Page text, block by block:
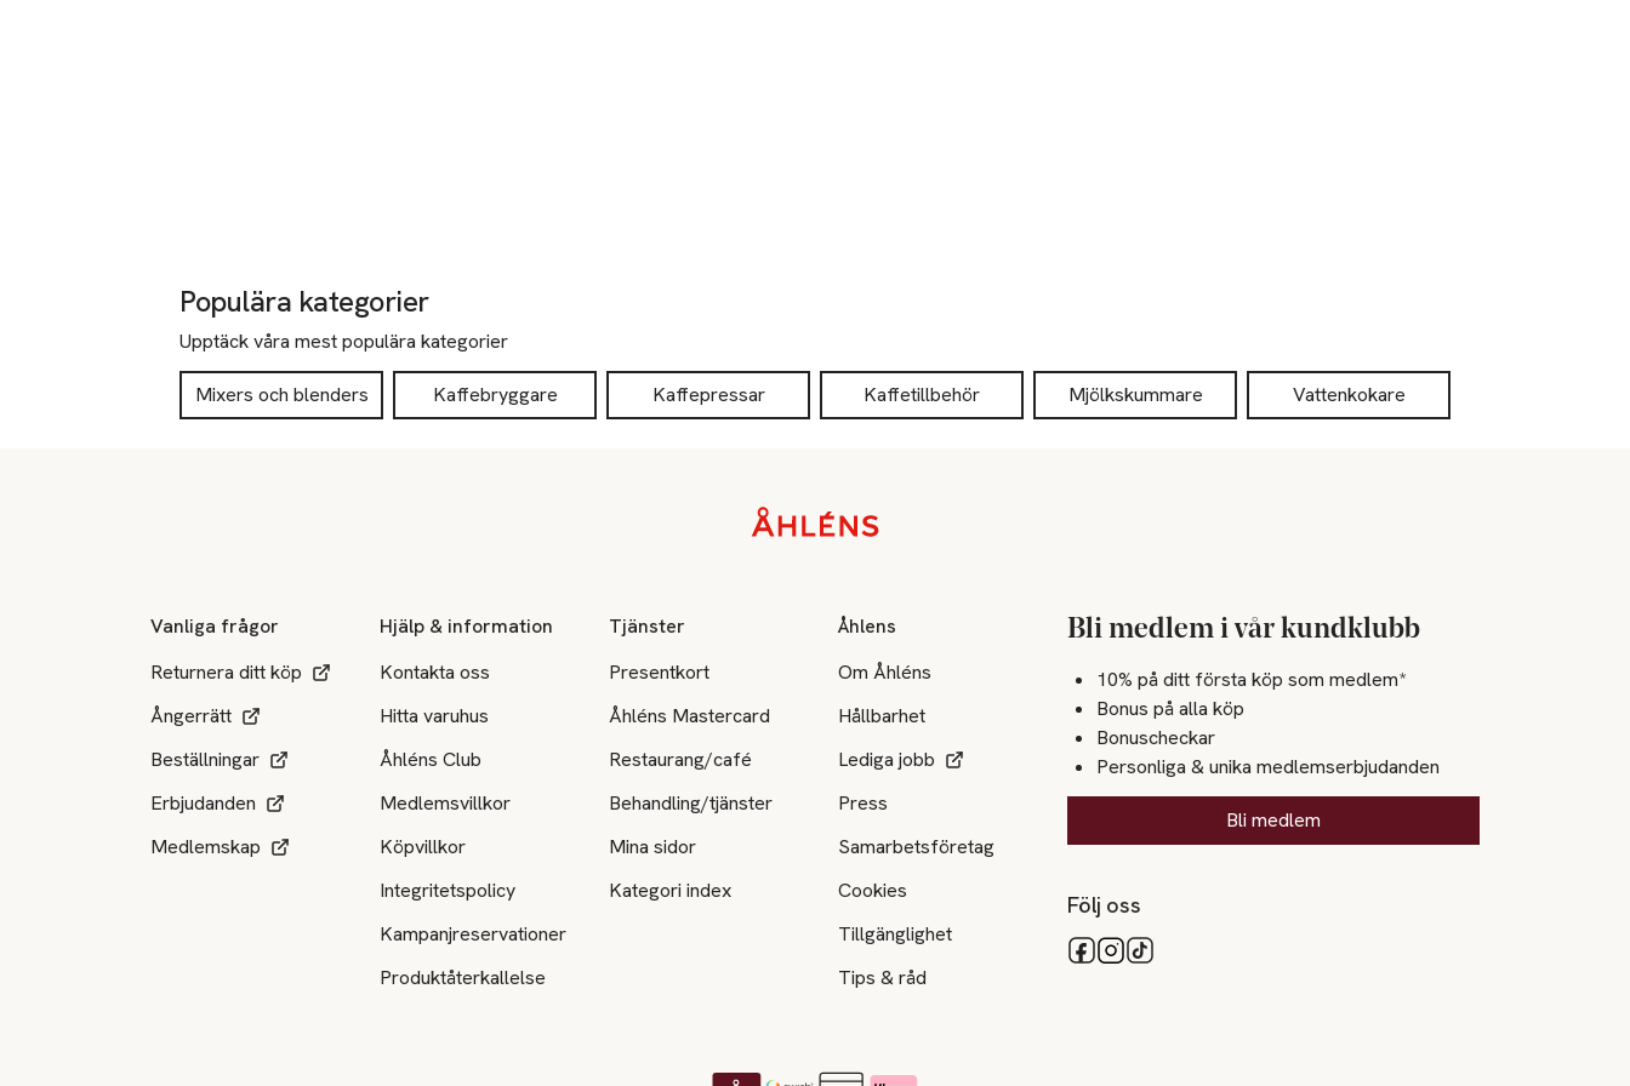
Populära kategorier
Upptäck våra mest populära kategorier
Mixers och blenders Kaffebryggare Kaffepressar Kaffetillbehör Mjölkskummare Vattenkokare
Vanliga frågor
Returnera ditt köp
Ångerrätt
Beställningar
Erbjudanden
Medlemskap
Hjälp & information
Kontakta oss
Hitta varuhus
Åhléns Club
Medlemsvillkor
Köpvillkor
Integritetspolicy
Kampanjreservationer
Produktåterkallelse
Tjänster
Presentkort
Åhléns Mastercard
Restaurang/café
Behandling/tjänster
Mina sidor
Kategori index
Åhlens
Om Åhléns
Hållbarhet
Lediga jobb
Press
Samarbetsföretag
Cookies
Tillgänglighet
Tips & råd
Bli medlem i vår kundklubb
10% på ditt första köp som medlem*
Bonus på alla köp
Bonuscheckar
Personliga & unika medlemserbjudanden
Bli medlem
Följ oss